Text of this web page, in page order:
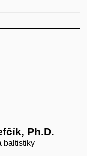
Ph.D.
baltistiky